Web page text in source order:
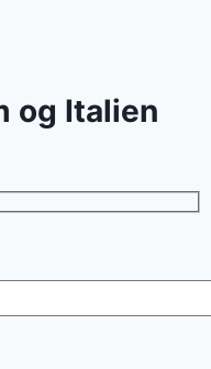
og Italien